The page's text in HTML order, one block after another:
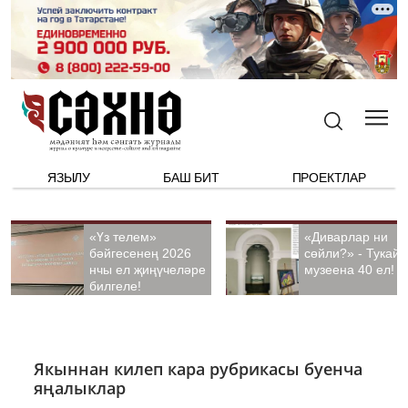
ЯЗЫЛУ БАШ БИТ ПРОЕКТЛАР
«Үз телем»
бәйгесенең 2026
нчы ел җиңүчеләре
билгеле!
«Диварлар ни
сөйли?» - Тукай
музеена 40 ел!
Якыннан килеп кара рубрикасы буенча
яңалыклар